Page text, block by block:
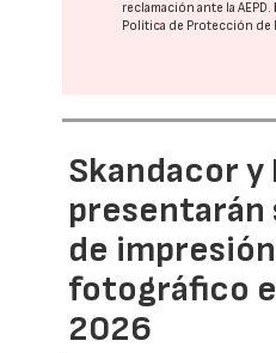
reclamación ante laAEPD.
Política de Protección de
Skandacor y
presentarán
de
fotográfico
2026